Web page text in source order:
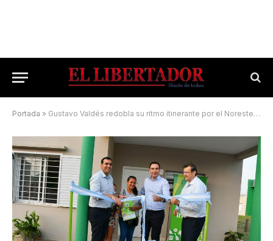
Portada » Gustavo Valdés redobla su ritmo itinerante por el Noreste correntino